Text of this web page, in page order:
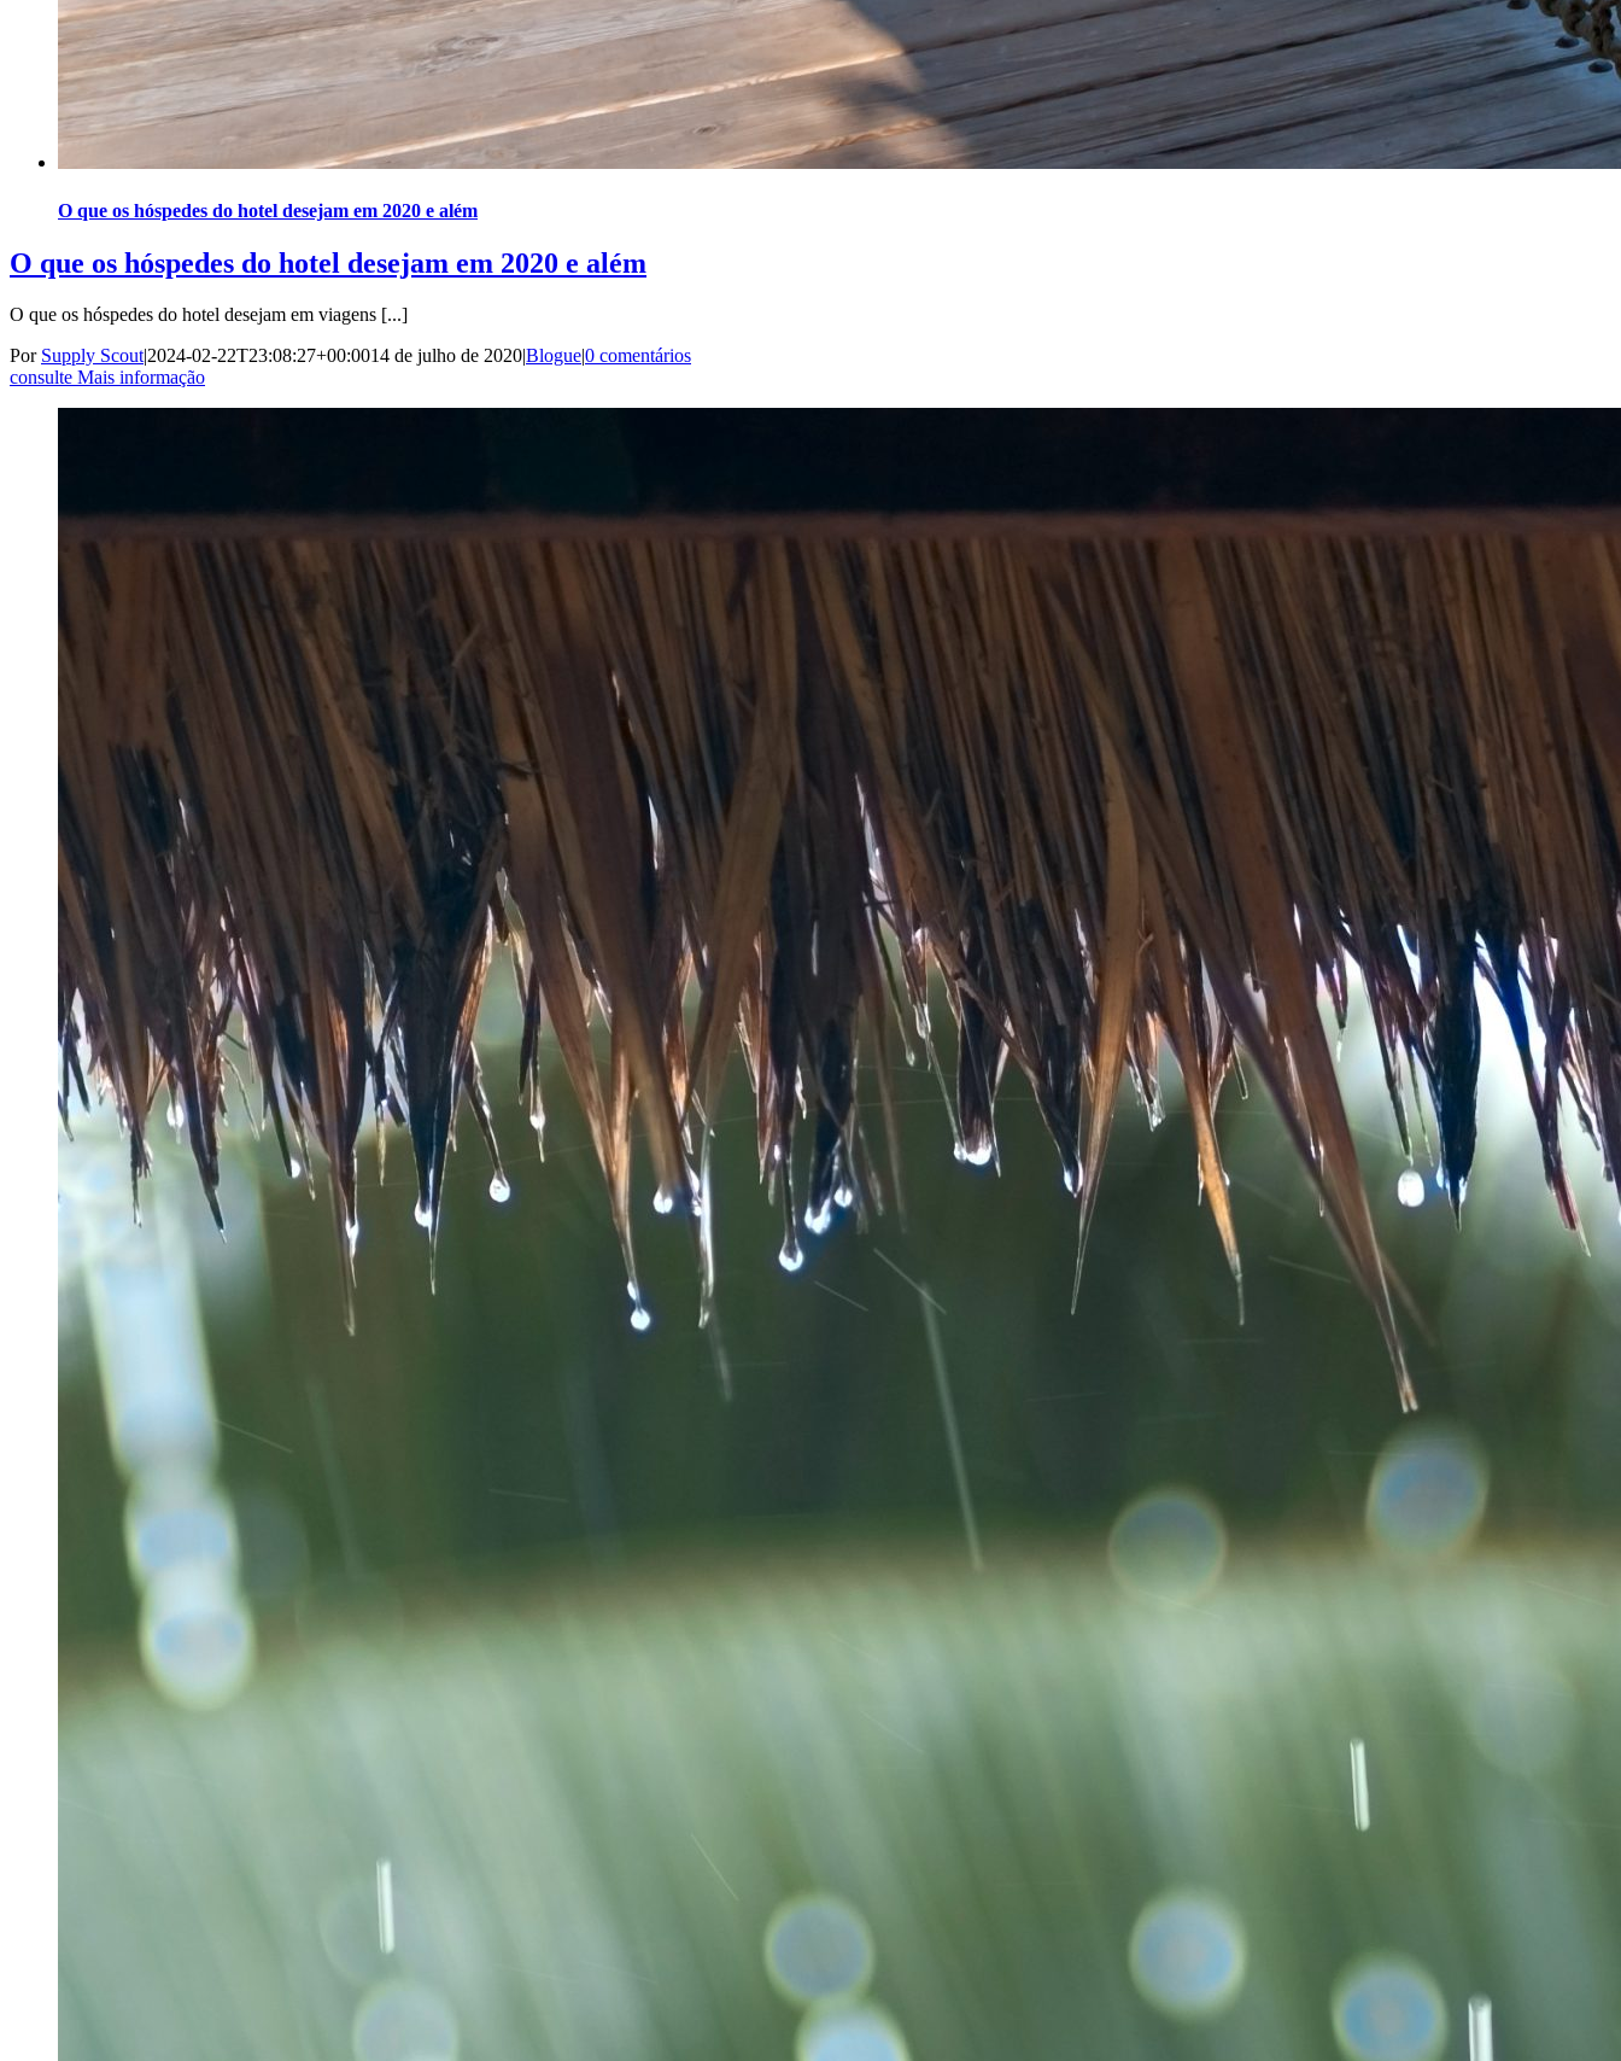
O que os hóspedes do hotel desejam em 2020 e além
O que os hóspedes do hotel desejam em 2020 e além
O que os hóspedes do hotel desejam em viagens [...]
Por Supply Scout|2024-02-22T23:08:27+00:0014 de julho de 2020|Blogue|0 comentários
consulte Mais informação